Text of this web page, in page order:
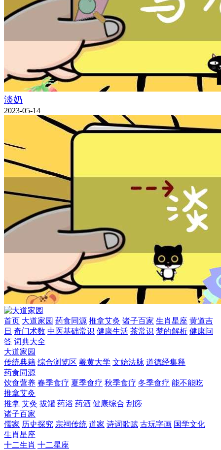
淡奶
2023-05-14
首页 大道家园 药食同源 推拿艾灸 诸子百家 生肖星座 黄道吉
日 奇门术数 中医基础常识 健康生活 茶常识 梦的解析 健康问
答 词典大全
大道家园
传统典籍 综合浏览区 羲黄大学 文始法脉 道德经集释
药食同源
饮食营养 春季食疗 夏季食疗 秋季食疗 冬季食疗 能不能吃
推拿艾灸
推拿 艾灸 拔罐 药浴 药酒 健康综合 刮痧
诸子百家
儒家 历史探究 宗祠传统 道家 诗词歌赋 古玩字画 国学文化
生肖星座
十二生肖 十二星座